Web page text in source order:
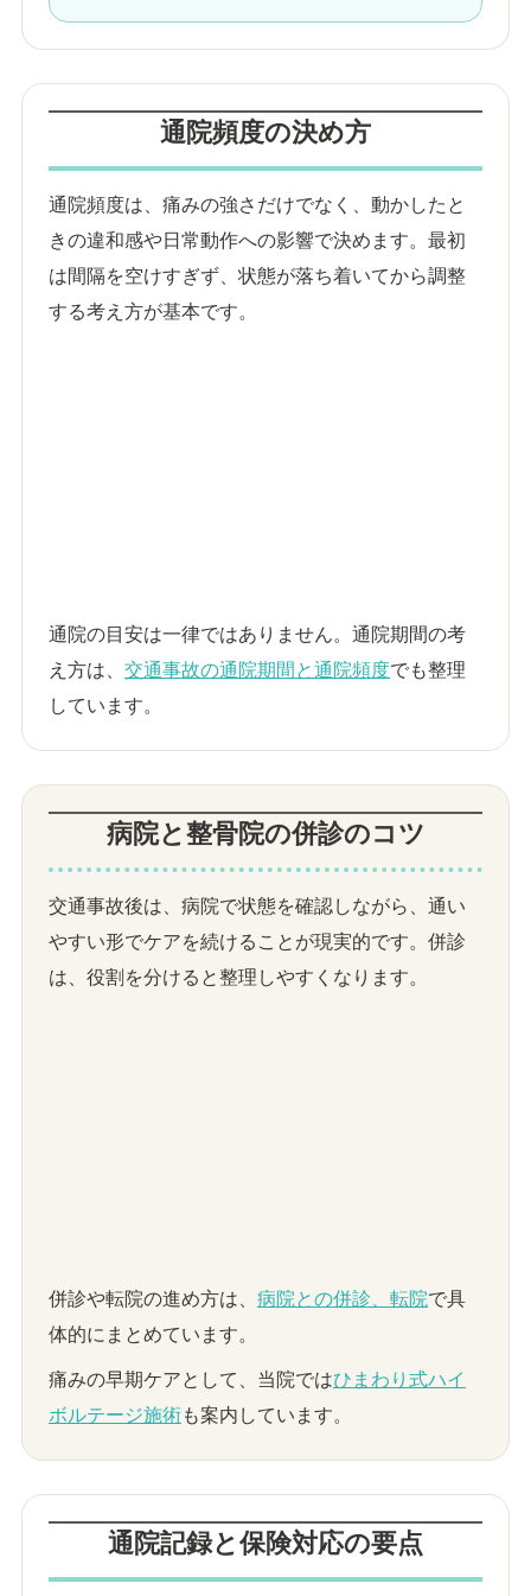
通院頻度の決め方
通院頻度は、痛みの強さだけでなく、動かしたと
きの違和感や日常動作への影響で決めます。最初
は間隔を空けすぎず、状態が落ち着いてから調整
する考え方が基本です。
通院の目安は一律ではありません。通院期間の考
え方は、 交通事故の通院期間と通院頻度でも整理
しています。
病院と整骨院の併診のコツ
交通事故後は、病院で状態を確認しながら、通い
やすい形でケアを続けることが現実的です。併診
は、役割を分けると整理しやすくなります。
併診や転院の進め方は、 病院との併診、転院で具
体的にまとめています。
痛みの早期ケアとして、当院ではひまわり式ハイ
ボルテージ施術も案内しています。
通院記録と保険対応の要点